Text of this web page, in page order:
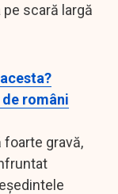
scară largă
români
gravă,